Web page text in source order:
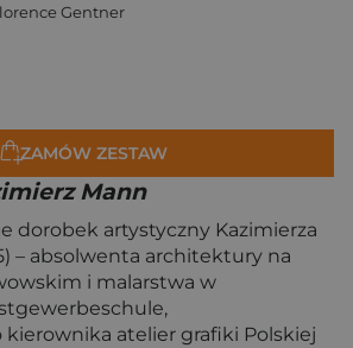
Gentner
ZAMÓW ZESTAW
Mann
dorobek artystyczny Kazimierza
– absolwenta architektury na
i malarstwa w
atelier grafiki Polskiej